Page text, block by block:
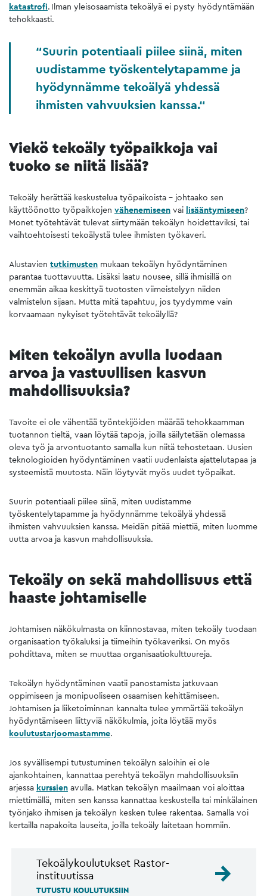
katastrofi. Ilman yleisosaamista tekoälyä ei pysty hyödyntämään
tehokkaasti.
Suurin potentiaali piilee siinä, miten
uudistamme työskentelytapamme ja
hyödynnämme tekoälyä yhdessä
ihmisten vahvuuksien kanssa.
Viekö tekoäly työpaikkoja vai
tuoko se niitä lisää?
Tekoäly herättää keskustelua työpaikoista – johtaako sen
käyttöönotto työpaikkojen vähenemiseen vai lisääntymiseen?
Monet työtehtävät tulevat siirtymään tekoälyn hoidettaviksi, tai
vaihtoehtoisesti tekoälystä tulee ihmisten työkaveri.
Alustavien tutkimusten mukaan tekoälyn hyödyntäminen
parantaa tuottavuutta. Lisäksi laatu nousee, sillä ihmisillä on
enemmän aikaa keskittyä tuotosten viimeistelyyn niiden
valmistelun sijaan. Mutta mitä tapahtuu, jos tyydymme vain
korvaamaan nykyiset työtehtävät tekoälyllä?
Miten tekoälyn avulla luodaan
arvoa ja vastuullisen kasvun
mahdollisuuksia?
Tavoite ei ole vähentää työntekijöiden määrää tehokkaamman
tuotannon tieltä, vaan löytää tapoja, joilla säilytetään olemassa
oleva työ ja arvontuotanto samalla kun niitä tehostetaan. Uusien
teknologioiden hyödyntäminen vaatii uudenlaista ajattelutapaa ja
systeemistä muutosta. Näin löytyvät myös uudet työpaikat.
Suurin potentiaali piilee siinä, miten uudistamme
työskentelytapamme ja hyödynnämme tekoälyä yhdessä
ihmisten vahvuuksien kanssa. Meidän pitää miettiä, miten luomme
uutta arvoa ja kasvun mahdollisuuksia.
Tekoäly on sekä mahdollisuus että
haaste johtamiselle
Johtamisen näkökulmasta on kiinnostavaa, miten tekoäly tuodaan
organisaation työkaluksi ja tiimeihin työkaveriksi. On myös
pohdittava, miten se muuttaa organisaatiokulttuureja.
Tekoälyn hyödyntäminen vaatii panostamista jatkuvaan
oppimiseen ja monipuoliseen osaamisen kehittämiseen.
Johtamisen ja liiketoiminnan kannalta tulee ymmärtää tekoälyn
hyödyntämiseen liittyviä näkökulmia, joita löytää myös
koulutustarjoomastamme.
Jos syvällisempi tutustuminen tekoälyn saloihin ei ole
ajankohtainen, kannattaa perehtyä tekoälyn mahdollisuuksiin
arjessa kurssien avulla. Matkan tekoälyn maailmaan voi aloittaa
miettimällä, miten sen kanssa kannattaa keskustella tai minkälainen
työnjako ihmisen ja tekoälyn kesken tulee rakentaa. Samalla voi
kertailla napakoita lauseita, joilla tekoäly laitetaan hommiin.
Tekoälykoulutukset Rastor-
instituutissa
TUTUSTU KOULUTUKSIIN